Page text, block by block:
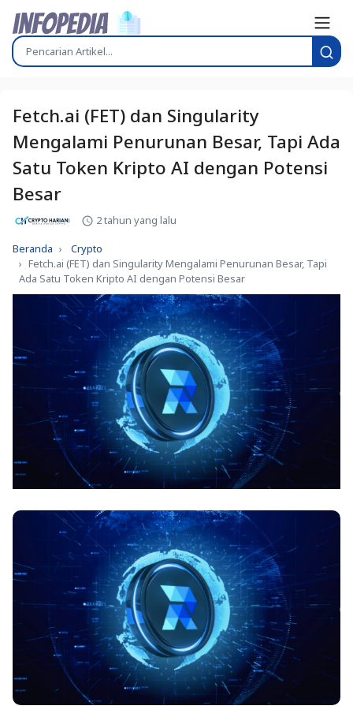
Fetch.ai (FET) dan Singularity
Mengalami Penurunan Besar, Tapi Ada
Satu Token Kripto AI dengan Potensi
Besar
2 tahun yang lalu
Beranda
Crypto
Fetch.ai (FET) dan Singularity Mengalami Penurunan Besar, Tapi
Ada Satu Token Kripto AI dengan Potensi Besar